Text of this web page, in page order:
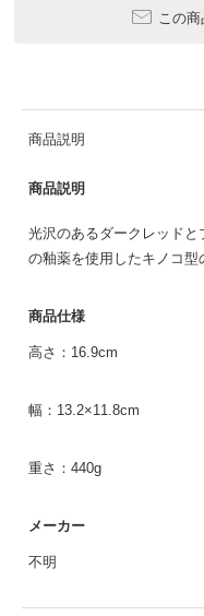
この
商品説明
商品説明
光沢のあるダークレッド
の釉薬を使用したキノコ型
商品仕様
高さ：16.9cm
幅：13.2×11.8cm
重さ：440g
メーカー
不明